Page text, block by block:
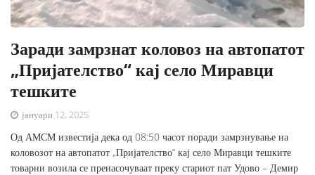
Заради замрзнат коловоз на автопатот
„Пријателство“ кај село Миравци
тешките
јануари 12, 2025
Од АМСМ известија дека од 08:50 часот поради замрзнување на
коловозот на автопатот „Пријателство“ кај село Миравци тешките
товарни возила се пренасочуваат преку стариот пат Удово – Демир